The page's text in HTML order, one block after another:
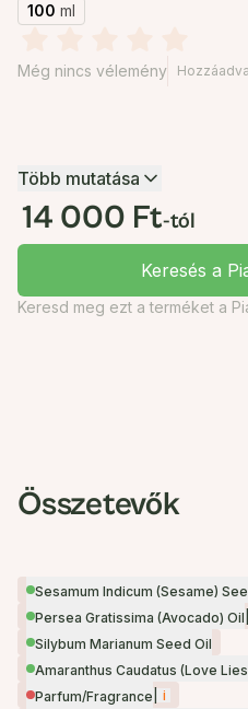
100 ml
Még nincs vélemény
Több mutatása
14 000 Ft-tól
Keresés a
Keresd meg ezt a terméket a
Összetevők
Sesamum Indicum (Sesame)
Persea Gratissima (Avocado) Oil
Silybum Marianum Seed Oil
Amaranthus Caudatus (Love
Parfum/Fragrance
i